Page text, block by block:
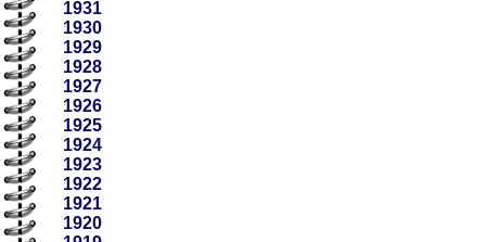
1931
1930
1929
1928
1927
1926
1925
1924
1923
1922
1921
1920